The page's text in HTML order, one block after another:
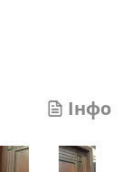
Інфо